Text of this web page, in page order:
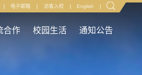
| 电子邮箱 | 访客入校 | English |
合作 校园生活 通知公告